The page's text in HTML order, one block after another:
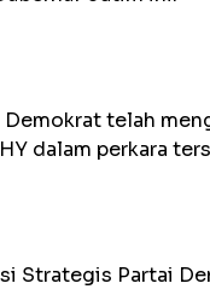
Demokrat telah
dalam perkara
Strategis Partai